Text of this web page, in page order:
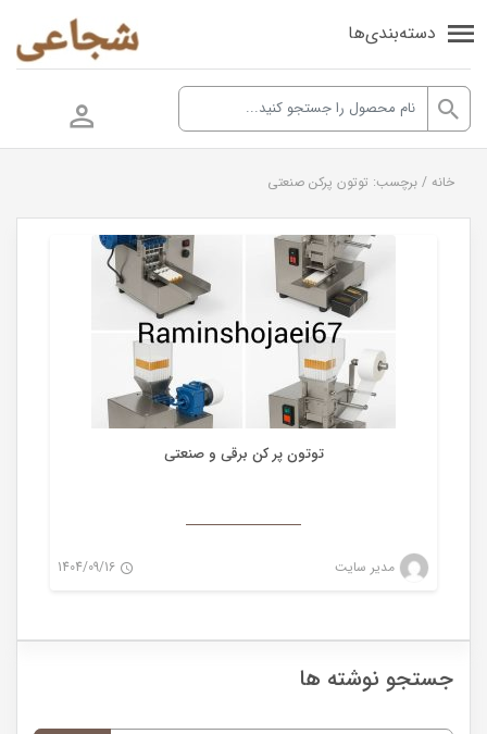
دسته‌بندی‌ها
جستجو نوشته ها
خانه / برچسب: توتون پرکن صنعتی
توتون پر کن برقی و صنعتی
مدیر سایت 1404/09/16